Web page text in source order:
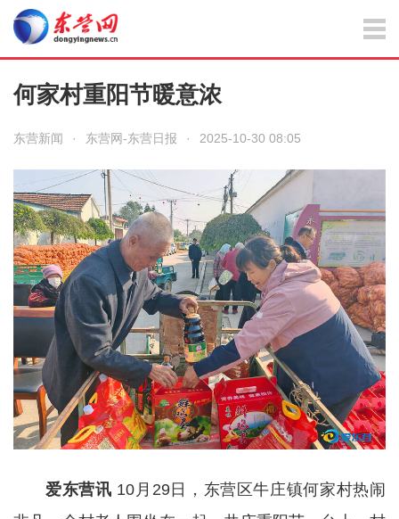
何家村重阳节暖意浓
东营新闻 · 东营网-东营日报 · 2025-10-30 08:05
爱东营讯 10月29日，东营区牛庄镇何家村热闹